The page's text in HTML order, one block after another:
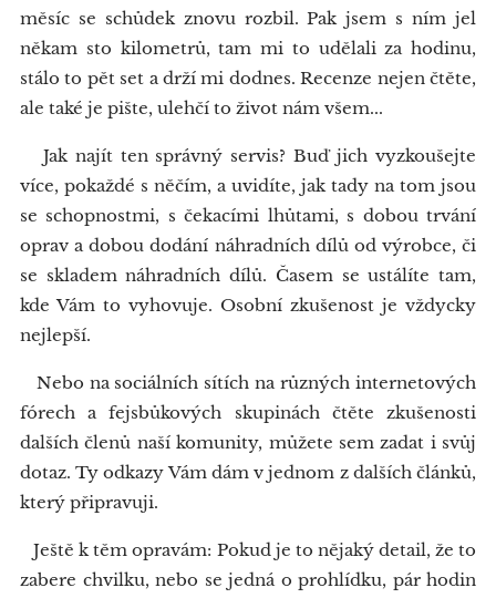
měsíc se schůdek znovu rozbil. Pak jsem s ním jel
někam sto kilometrů, tam mi to udělali za hodinu,
stálo to pět set a drží mi dodnes. Recenze nejen čtěte,
ale také je pište, ulehčí to život nám všem...
Jak najít ten správný servis? Buď jich vyzkoušejte
více, pokaždé s něčím, a uvidíte, jak tady na tom jsou
se schopnostmi, s čekacími lhůtami, s dobou trvání
oprav a dobou dodání náhradních dílů od výrobce, či
se skladem náhradních dílů. Časem se ustálíte tam,
kde Vám to vyhovuje. Osobní zkušenost je vždycky
nejlepší.
Nebo na sociálních sítích na různých internetových
fórech a fejsbůkových skupinách čtěte zkušenosti
dalších členů naší komunity, můžete sem zadat i svůj
dotaz. Ty odkazy Vám dám v jednom z dalších článků,
který připravuji.
Ještě k těm opravám: Pokud je to nějaký detail, že to
zabere chvilku, nebo se jedná o prohlídku, pár hodin